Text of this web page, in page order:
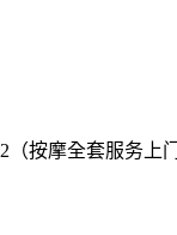
按摩全套服务上